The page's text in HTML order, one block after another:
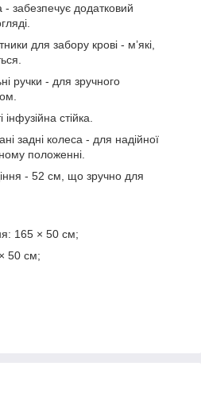
забезпечує додатковий
для забору крові - м’які,
ручки - для зручного
стійка.
задні колеса - для надійної
положенні.
- 52 см, що зручно для
165 × 50 см;
50 см;